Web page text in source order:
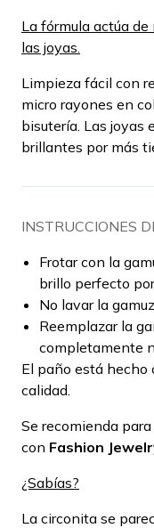
La fórmula actúa
las joyas.
Limpieza fácil con
micro rayones en
bisutería. Las joyas
brillantes por más
INSTRUCCIONES
Frotar con la
brillo perfecto
No lavar la
Reemplazar la
completamente
El paño está
calidad.
Se recomienda
con Fashion
¿Sabías?
La circonita se